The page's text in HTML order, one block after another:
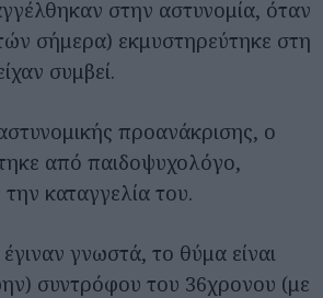
στην αστυνομία, όταν
σήμερα) εκμυστηρεύτηκε στη
συμβεί.
προανάκρισης, ο
από παιδοψυχολόγο,
καταγγελία του.
γνωστά, το θύμα είναι
συντρόφου του 36χρονου (με